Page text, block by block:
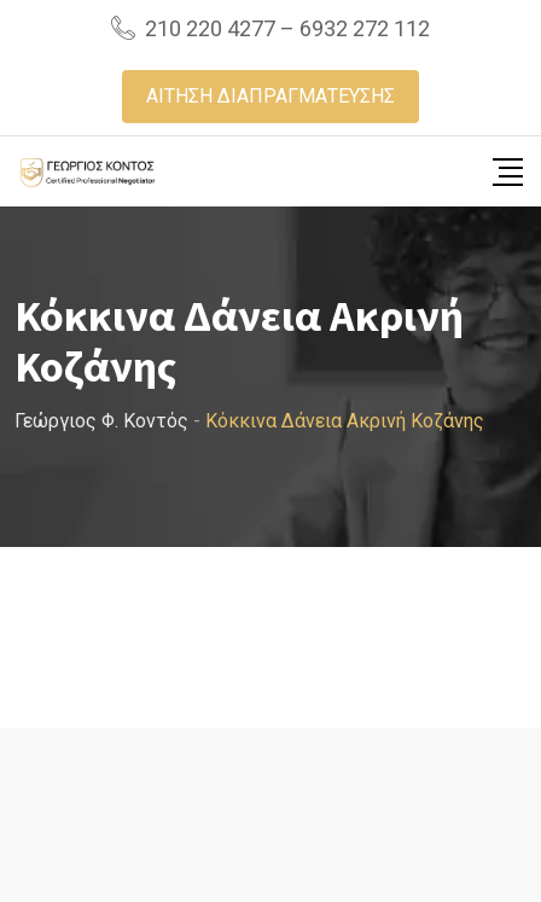
210 220 4277 – 6932 272 112
ΑΙΤΗΣΗ ΔΙΑΠΡΑΓΜΑΤΕΥΣΗΣ
Κόκκινα Δάνεια Ακρινή
Κοζάνης
Γεώργιος Φ. Κοντός - Κόκκινα Δάνεια Ακρινή Κοζάνης